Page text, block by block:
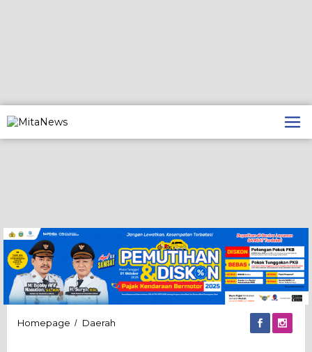
ke
konten
Homepage / Daerah